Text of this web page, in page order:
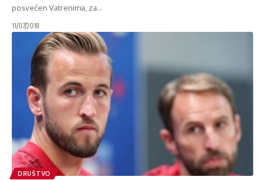
posvećen Vatrenima, za…
11/07/2018
DRUŠTVO